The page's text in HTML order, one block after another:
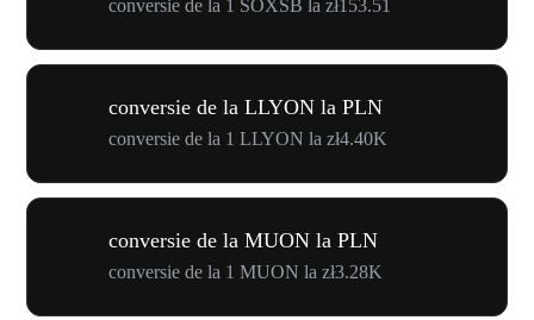
conversie de la 1 SOXSB la zł153.51
conversie de la LLYON la PLN
conversie de la 1 LLYON la zł4.40K
conversie de la MUON la PLN
conversie de la 1 MUON la zł3.28K